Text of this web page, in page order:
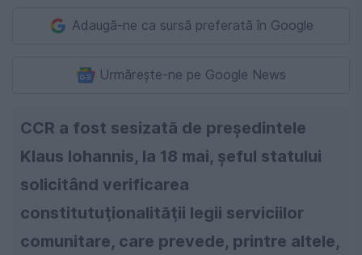
Adaugă-ne ca sursă preferată în Google
Urmărește-ne pe Google News
CCR a fost sesizată de președintele
Klaus Iohannis, la 18 mai, șeful statului
solicitând verificarea
constitutuţionalităţii legii serviciilor
comunitare, care prevede, printre altele,